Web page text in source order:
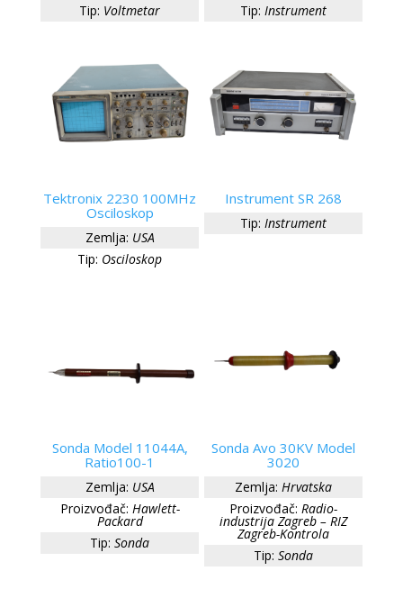
Tip: Voltmetar
Tip: Instrument
Tektronix 2230 100MHz
Osciloskop
Zemlja: USA
Tip: Osciloskop
Instrument SR 268
Tip: Instrument
Sonda Model 11044A,
Ratio100-1
Zemlja: USA
Proizvođač: Hawlett-
Packard
Tip: Sonda
Sonda Avo 30KV Model
3020
Zemlja: Hrvatska
Proizvođač: Radio-
industrija Zagreb – RIZ
Zagreb-Kontrola
Tip: Sonda